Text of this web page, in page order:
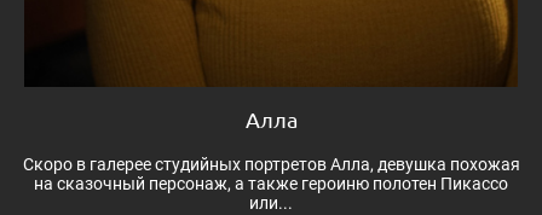
Алла
Скоро в галерее студийных портретов Алла, девушка похожая
на сказочный персонаж, а также героиню полотен Пикассо
или...